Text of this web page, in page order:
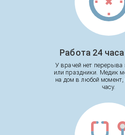
Работа 24
У врачей нет
или праздники. Медик
на дом в любой момент,
часу.